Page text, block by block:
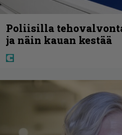
Poliisilla
ja näin kauan kestää